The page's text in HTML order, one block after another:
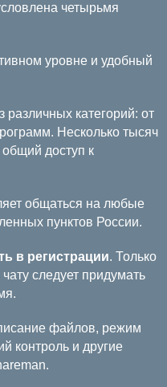
четырьмя
уровне и удобный
различных категорий: от
Несколько тысяч
доступ к
общаться на любые
пунктов России.
в регистрации. Только
следует придумать
файлов, режим
контроль и другие